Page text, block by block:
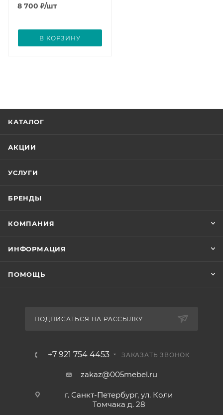
8 700 ₽/шт
В КОРЗИНУ
КАТАЛОГ
АКЦИИ
УСЛУГИ
БРЕНДЫ
КОМПАНИЯ
ИНФОРМАЦИЯ
ПОМОЩЬ
ПОДПИСАТЬСЯ НА РАССЫЛКУ
+7 921 754 4453 ЗАКАЗАТЬ ЗВОНОК
zakaz@005mebel.ru
г. Санкт-Петербург, ул. Коли
Томчака д. 28